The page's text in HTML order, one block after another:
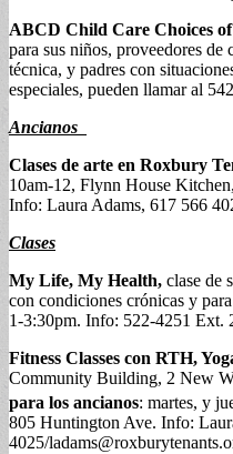
ABCD Child Care Choices
para sus niños, proveedores de
técnica, y padres con
especiales, pueden llamar al
Ancianos
Clases de arte en Roxbury
10am-12, Flynn House
Info: Laura Adams, 617 566
Clases
My Life, My Health, clase de
con condiciones crónicas y
1-3:30pm. Info: 522-4251 Ext.
Fitness Classes con RTH,
Community Building, 2 New
para los ancianos: martes, y
805 Huntington Ave. Info:
4025/